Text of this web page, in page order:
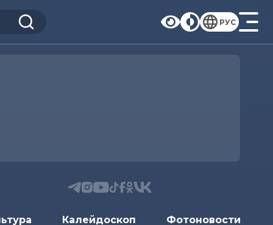
РУС
Калейдоскоп Фотоновости